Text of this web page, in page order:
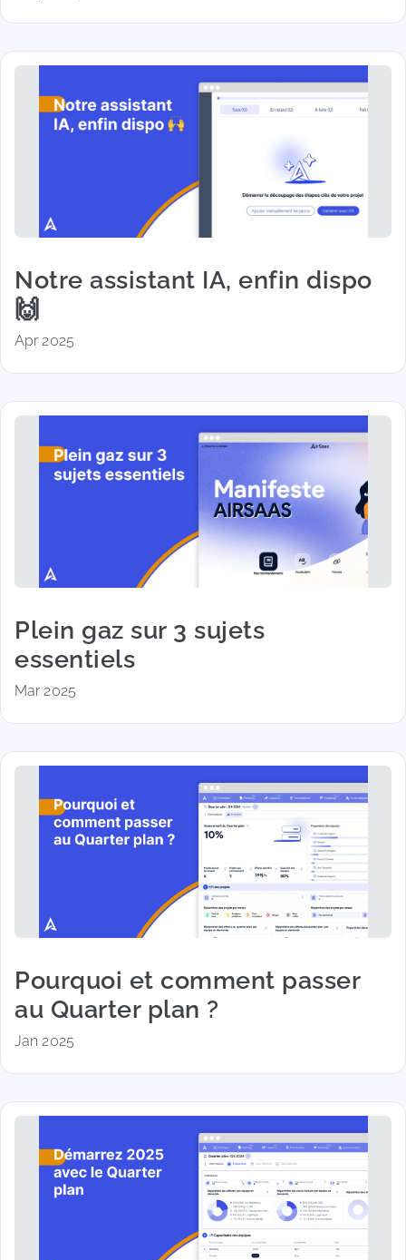
Notre assistant IA, enfin dispo
🙌
Apr 2025
Plein gaz sur 3 sujets
essentiels
Mar 2025
Pourquoi et comment passer
au Quarter plan ?
Jan 2025